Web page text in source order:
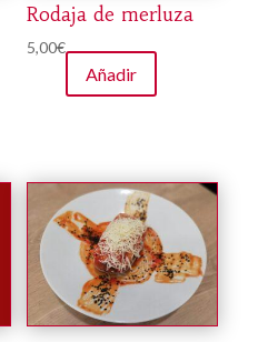
Rodaja de merluza
5,00€
Añadir